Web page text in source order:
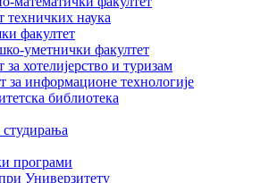
техничких наука
факултет
уметнички факултет
за хотелијерство и туризам
за информационе технологије
библиотека
програми
Универзитету